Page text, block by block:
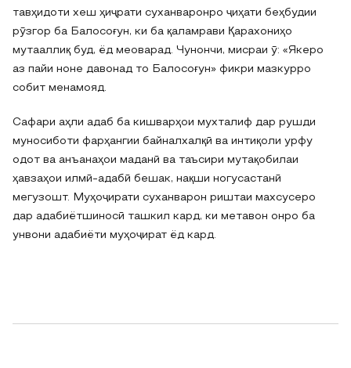
тавҳидоти хеш ҳиҷрати суханваронро ҷиҳати беҳбудии
рӯзгор ба Балосоғун, ки ба қаламрави Қарахониҳо
мутааллиқ буд, ёд меоварад. Чунончи, мисраи ӯ: «Якеро
аз пайи ноне давонад то Балосоғун» фикри мазкурро
собит менамояд.
Сафари аҳли адаб ба кишварҳои мухталиф дар рушди
муносиботи фарҳангии байналхалқӣ ва интиқоли урфу
одот ва анъанаҳои маданӣ ва таъсири мутақобилаи
ҳавзаҳои илмӣ-адабӣ бешак, нақши ногусастанӣ
мегузошт. Муҳоҷирати суханварон риштаи махсусеро
дар адабиётшиносӣ ташкил кард, ки метавон онро ба
унвони адабиёти муҳоҷират ёд кард.